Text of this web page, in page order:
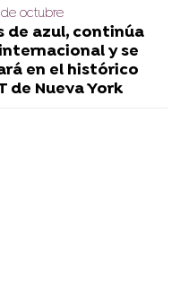
de octubre
de azul, continúa
y se
en el histórico
de Nueva York